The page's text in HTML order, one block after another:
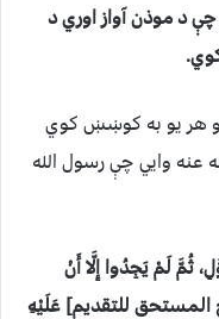
چې د موذن آواز اوري د
هر يو به کوښښ کوي
عنه وايي چې رسول الله
ثُمَّ لَمْ يَجِدُوا إِلَّا أَنْ
للتقديم] عَلَيْهِ